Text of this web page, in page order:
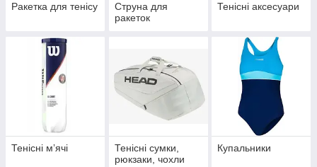
Ракетка для тенісу
Струна для
ракеток
Тенісні аксесуари
Тенісні мʼячі
Тенісні сумки,
рюкзаки, чохли
Купальники